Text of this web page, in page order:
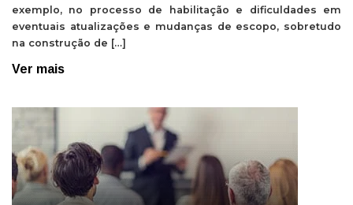
exemplo, no processo de habilitação e dificuldades em
eventuais atualizações e mudanças de escopo, sobretudo
na construção de […]
Ver mais